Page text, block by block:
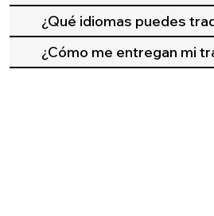
¿Qué idiomas puedes
¿Cómo me entregan mi